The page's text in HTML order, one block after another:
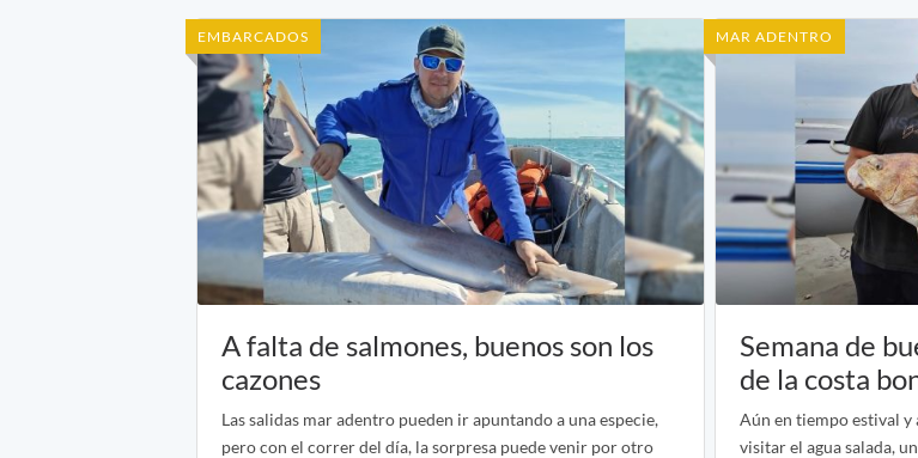
EMBARCADOS
A falta de salmones, buenos son los
cazones
Las salidas mar adentro pueden ir apuntando a una especie,
pero con el correr del día, la sorpresa puede venir por otro
MAR ADENTRO
Semana de
de la costa
Aún en tiempo estival y
visitar el agua salada,